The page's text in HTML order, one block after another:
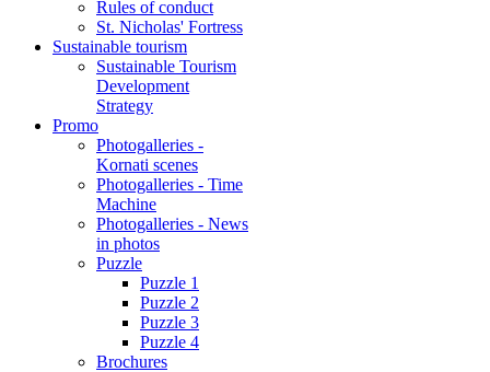
Rules of conduct
St. Nicholas' Fortress
Sustainable tourism
Sustainable Tourism
Development
Strategy
Promo
Photogalleries -
Kornati scenes
Photogalleries - Time
Machine
Photogalleries - News
in photos
Puzzle
Puzzle 1
Puzzle 2
Puzzle 3
Puzzle 4
Brochures